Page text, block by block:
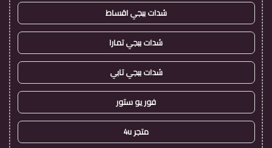
شدات ببجي اقساط
شدات ببجي تمارا
شدات ببجي تابي
فور يو ستور
متجر 4u